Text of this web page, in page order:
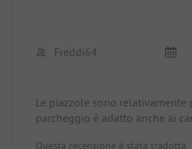
Freddi64
Le piazzole sono relativamente
parcheggio è adatto anche ai
Questa recensione è stata tradotta